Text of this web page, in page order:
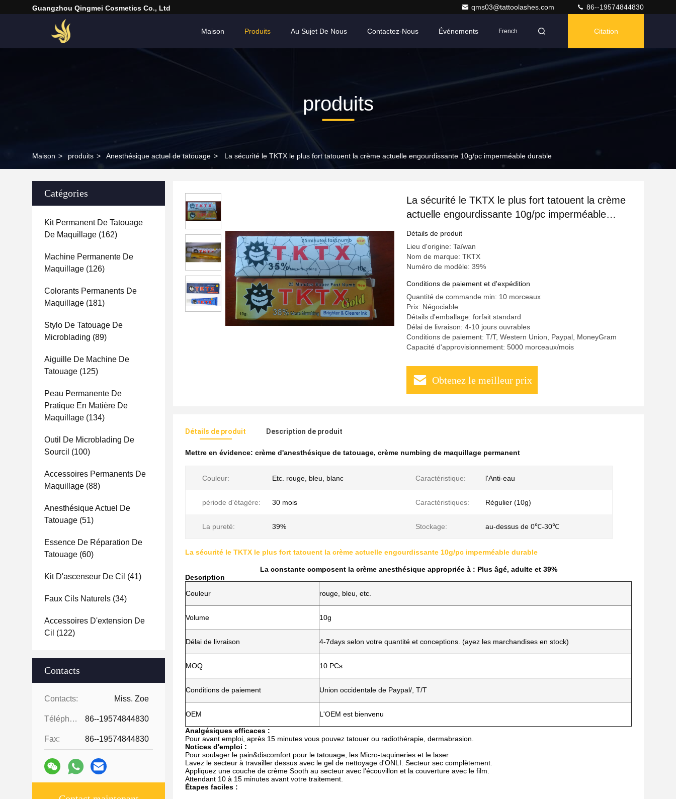
Guangzhou Qingmei Cosmetics Co., Ltd qms03@tattoolashes.com 86--19574844830
Maison Produits Au Sujet De Nous Contactez-Nous Événements French Citation
produits
Maison > produits > Anesthésique actuel de tatouage > La sécurité le TKTX le plus fort tatouent la crème actuelle engourdissante 10g/pc imperméable durable
Catégories
Kit Permanent De Tatouage
De Maquillage (162)
Machine Permanente De
Maquillage (126)
Colorants Permanents De
Maquillage (181)
Stylo De Tatouage De
Microblading (89)
Aiguille De Machine De
Tatouage (125)
Peau Permanente De
Pratique En Matière De
Maquillage (134)
Outil De Microblading De
Sourcil (100)
Accessoires Permanents De
Maquillage (88)
Anesthésique Actuel De
Tatouage (51)
Essence De Réparation De
Tatouage (60)
Kit D'ascenseur De Cil (41)
Faux Cils Naturels (34)
Accessoires D'extension De
Cil (122)
Contacts
Contacts: Miss. Zoe
Téléphone: 86--19574844830
Fax: 86--19574844830
La sécurité le TKTX le plus fort tatouent la crème
actuelle engourdissante 10g/pc imperméable
durable
Détails de produit
Lieu d'origine: Taïwan
Nom de marque: TKTX
Numéro de modèle: 39%
Conditions de paiement et d'expédition
Quantité de commande min: 10 morceaux
Prix: Négociable
Détails d'emballage: forfait standard
Délai de livraison: 4-10 jours ouvrables
Conditions de paiement: T/T, Western Union, Paypal, MoneyGram
Capacité d'approvisionnement: 5000 morceaux/mois
Obtenez le meilleur prix
Détails de produit Description de produit
Mettre en évidence: crème d'anesthésique de tatouage, crème numbing de maquillage permanent
Couleur: Etc. rouge, bleu, blanc Caractéristique: l'Anti-eau
période d'étagère: 30 mois Caractéristiques: Régulier (10g)
La pureté: 39% Stockage: au-dessus de 0℃-30℃
La sécurité le TKTX le plus fort tatouent la crème actuelle engourdissante 10g/pc imperméable durable
La constante composent la crème anesthésique appropriée à : Plus âgé, adulte et 39%
Description
Couleur
rouge, bleu, etc.
Volume 10g
Délai de livraison 4-7days selon votre quantité et conceptions. (ayez les marchandises en stock)
MOQ 10 PCs
Conditions de paiement Union occidentale de Paypal/, T/T
OEM L'OEM est bienvenu
Analgésiques efficaces :
Pour avant emploi, après 15 minutes vous pouvez tatouer ou radiothérapie, dermabrasion.
Notices d'emploi :
Pour soulager le pain&discomfort pour le tatouage, les Micro-taquineries et le laser
Lavez le secteur à travailler dessus avec le gel de nettoyage d'ONLI. Secteur sec complètement.
Appliquez une couche de crème Sooth au secteur avec l'écouvillon et la couverture avec le film.
Attendant 10 à 15 minutes avant votre traitement.
Étapes faciles :